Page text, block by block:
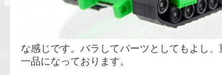
な感じです。バラしてパーツとしてもよし
一品になっております。